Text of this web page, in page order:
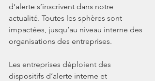
d’alerte s’inscrivent dans notre
actualité. Toutes les sphères sont
impactées, jusqu’au niveau interne des
organisations des entreprises.
Les entreprises déploient des
dispositifs d’alerte interne et